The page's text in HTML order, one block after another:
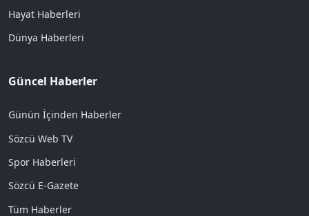
Hayat Haberleri
Dünya Haberleri
Güncel Haberler
Günün İçinden Haberler
Sözcü Web TV
Spor Haberleri
Sözcü E-Gazete
Tüm Haberler